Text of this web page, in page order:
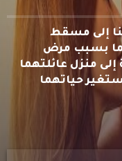
إلى مسقط
بسبب مرض
منزل عائلتهما
حياتهما